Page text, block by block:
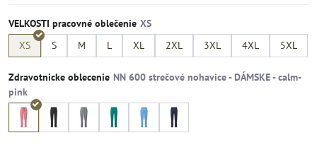
VELKOSTI pracovné oblečenie
XS
S M L XL 2XL 3XL 4XL 5XL
Zdravotnicke oblecenie